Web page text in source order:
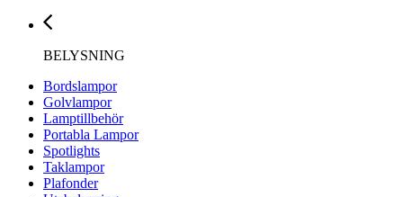
BELYSNING
Bordslampor
Golvlampor
Lamptillbehör
Portabla Lampor
Spotlights
Taklampor
Plafonder